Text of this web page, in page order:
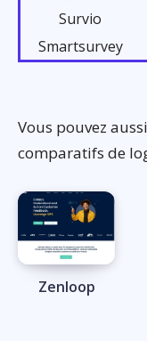
Survio
Smartsurvey
Vous pouvez
comparatifs de
Zenloop